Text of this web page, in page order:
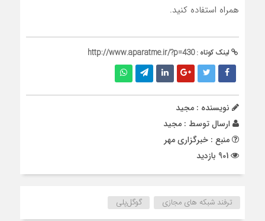
همراه استفاده کنید.
لینک کوتاه :http://www.aparatme.ir/?p=430
نویسنده : مجید
ارسال توسط : مجید
منبع : خبرگزاری مهر
ترفند شبکه های مجازی گوگل‌پلی